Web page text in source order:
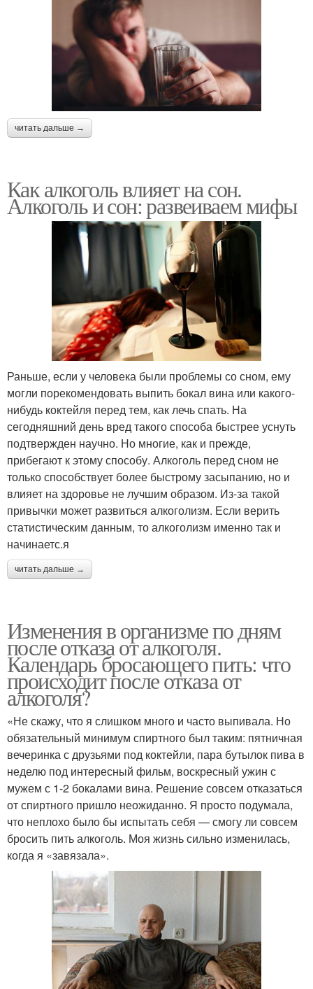
читать дальше →
Как алкоголь влияет на сон.
Алкоголь и сон: развеиваем мифы
Раньше, если у человека были проблемы со сном, ему
могли порекомендовать выпить бокал вина или какого-
нибудь коктейля перед тем, как лечь спать. На
сегодняшний день вред такого способа быстрее уснуть
подтвержден научно. Но многие, как и прежде,
прибегают к этому способу. Алкоголь перед сном не
только способствует более быстрому засыпанию, но и
влияет на здоровье не лучшим образом. Из-за такой
привычки может развиться алкоголизм. Если верить
статистическим данным, то алкоголизм именно так и
начинаетс.я
читать дальше →
Изменения в организме по дням
после отказа от алкоголя.
Календарь бросающего пить: что
происходит после отказа от
алкоголя?
«Не скажу, что я слишком много и часто выпивала. Но
обязательный минимум спиртного был таким: пятничная
вечеринка с друзьями под коктейли, пара бутылок пива в
неделю под интересный фильм, воскресный ужин с
мужем с 1-2 бокалами вина. Решение совсем отказаться
от спиртного пришло неожиданно. Я просто подумала,
что неплохо было бы испытать себя — смогу ли совсем
бросить пить алкоголь. Моя жизнь сильно изменилась,
когда я «завязала».